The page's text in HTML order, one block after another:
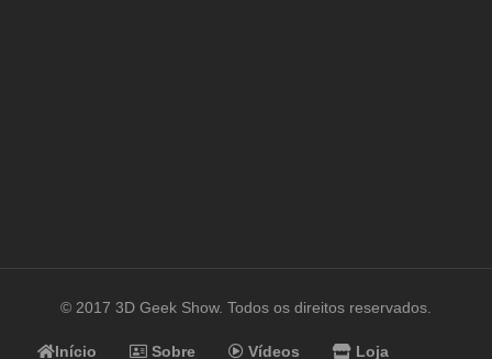
© 2017 3D Geek Show. Todos os direitos reservados.
Início Sobre Vídeos
Loja